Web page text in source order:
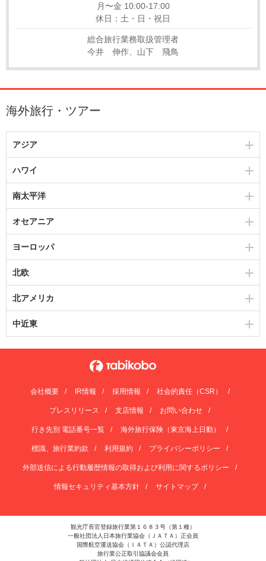
月〜金 10:00-17:00
休日：土・日・祝日
総合旅行業務取扱管理者
今井 伸作、山下 飛鳥
海外旅行・ツアー
アジア
ハワイ
南太平洋
オセアニア
ヨーロッパ
北欧
北アメリカ
中近東
会社概要 IR情報 採用情報 社会的責任（CSR）
プレスリリース 支店情報 お問い合わせ
行き先別 電話番号一覧 海外旅行保険（東京海上日動）
標識、旅行業約款 利用規約 プライバシーポリシー
外部送信による行動履歴情報の取得および利用に関するポリシー
情報セキュリティ基本方針 サイトマップ
観光庁長官登録旅行業第１６８３号（第１種）
一般社団法人日本旅行業協会（ＪＡＴＡ）正会員
国際航空運送協会（ＩＡＴＡ）公認代理店
旅行業公正取引協議会会員